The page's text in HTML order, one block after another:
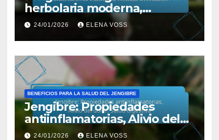
herbolaria moderna,
Conservación de tradiciones,
Prácticas en evolución
24/01/2026 ELENA VOSS
BENEFICIOS PARA LA SALUD DEL JENGIBRE
Jengibre: Propiedades
antiinflamatorias, Alivio del
dolor, Salud digestiva
24/01/2026 ELENA VOSS